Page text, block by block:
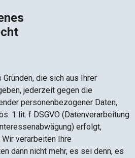
die sich aus Ihrer
jederzeit gegen die
personenbezogener Daten,
1 lit. f DSGVO (Datenverarbeitung
erfolgt,
verarbeiten Ihre
dann nicht mehr, es sei denn, es